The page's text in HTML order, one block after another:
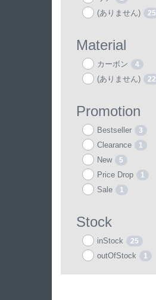
(ありません) 25
Material
カーボン 4
(ありません) 22
Promotion
Bestseller 3
Clearance 1
New 5
Price Drop 1
Sale 1
Stock
inStock 25
outOfStock 1